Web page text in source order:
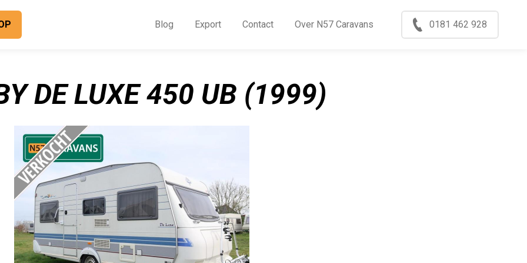
Blog Export Contact Over N57 Caravans 0181 462 928
DE LUXE 450 UB (1999)
Blog